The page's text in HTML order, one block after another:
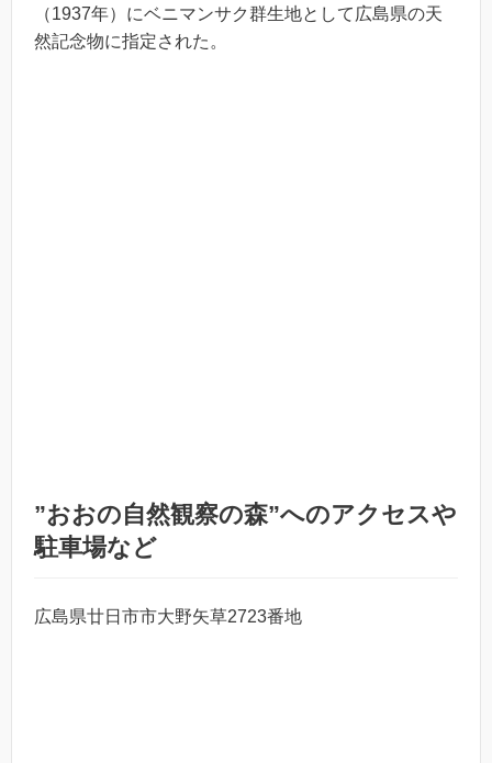
（1937年）にベニマンサク群生地として広島県の天
然記念物に指定された。
”おおの自然観察の森”へのアクセスや
駐車場など
広島県廿日市市大野矢草2723番地